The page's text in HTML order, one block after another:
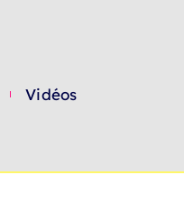
Vidéos